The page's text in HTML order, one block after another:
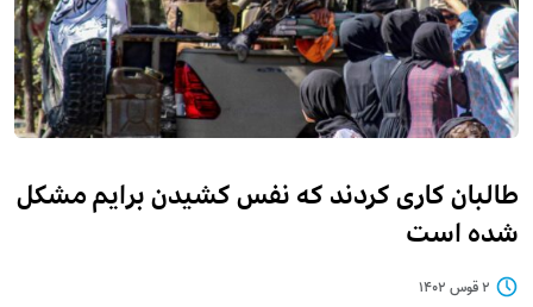
طالبان کاری کردند که نفس کشیدن برایم مشکل
شده است
۲ قوس ۱۴۰۲